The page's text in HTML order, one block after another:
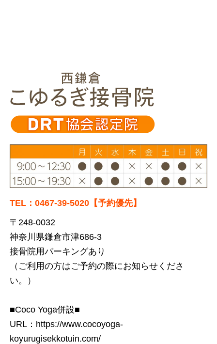
TEL：0467-39-5020【予約優先】
〒248-0032
神奈川県鎌倉市津686-3
接骨院用パーキングあり
（ご利用の方はご予約の際にお知らせくださ
い。）
■Coco Yoga併設■
URL： https://www.cocoyoga-
koyurugisekkotuin.com/